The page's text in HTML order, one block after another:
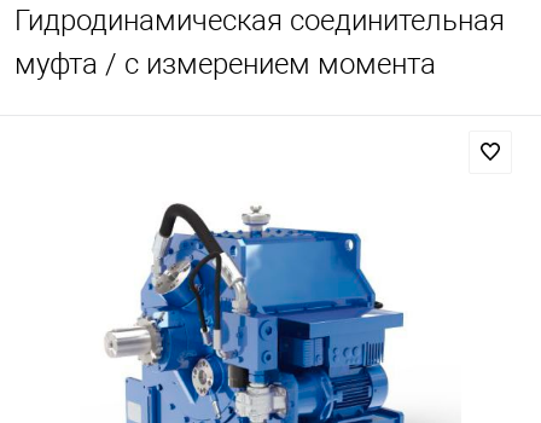
Гидродинамическая соединительная
муфта / с измерением момента